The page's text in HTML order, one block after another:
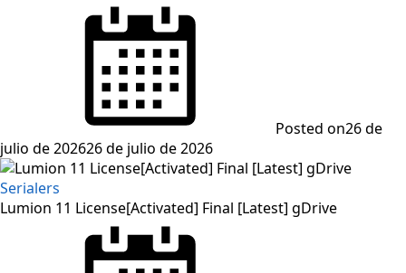
Posted on26 de
julio de 202626 de julio de 2026
Serialers
Lumion 11 License[Activated] Final [Latest] gDrive